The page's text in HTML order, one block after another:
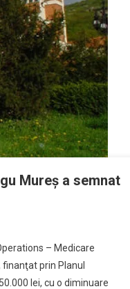
Mureş a semnat
– Medicare
prin Planul
lei, cu o diminuare